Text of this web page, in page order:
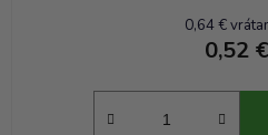
0,64 €
0,52 €